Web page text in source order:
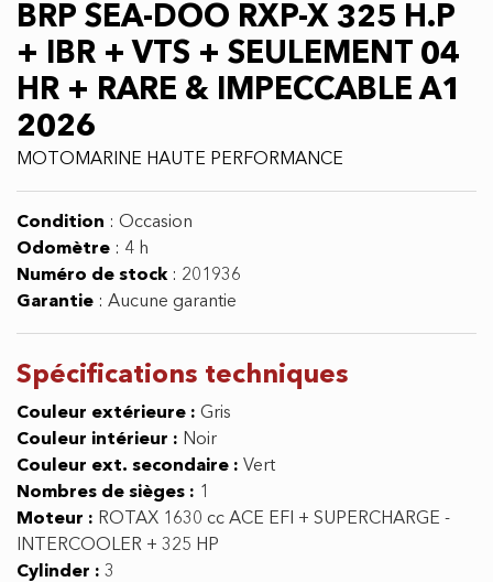
BRP SEA-DOO RXP-X 325 H.P
+ IBR + VTS + SEULEMENT 04
HR + RARE & IMPECCABLE A1
2026
MOTOMARINE HAUTE PERFORMANCE
Condition : Occasion
Odomètre : 4 h
Numéro de stock: 201936
Garantie : Aucune garantie
Spécifications techniques
Couleur extérieure : Gris
Couleur intérieur : Noir
Couleur ext. secondaire : Vert
Nombres de sièges : 1
Moteur : ROTAX 1630 cc ACE EFI + SUPERCHARGE -
INTERCOOLER + 325 HP
Cylinder : 3